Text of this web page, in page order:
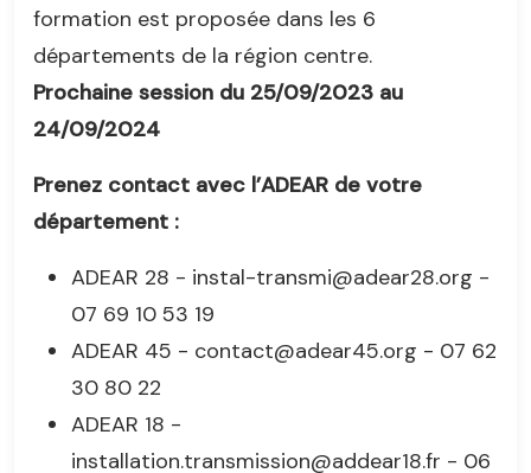
formation est proposée dans les 6
départements de la région centre.
Prochaine session du 25/09/2023 au
24/09/2024
Prenez contact avec l’ADEAR de votre
département :
ADEAR 28 - instal-transmi@adear28.org -
07 69 10 53 19
ADEAR 45 - contact@adear45.org - 07 62
30 80 22
ADEAR 18 -
installation.transmission@addear18.fr - 06